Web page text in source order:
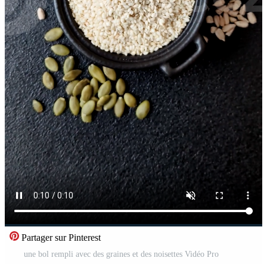
Partager sur Pinterest
une bol rempli avec des graines et des noisettes Vidéo Pro